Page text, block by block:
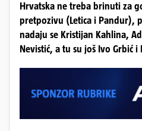
Hrvatska ne treba brinuti za
pretpozivu (Letica i Pandur),
nadaju se Kristijan Kahlina,
Nevistić, a tu su još Ivo Grbić